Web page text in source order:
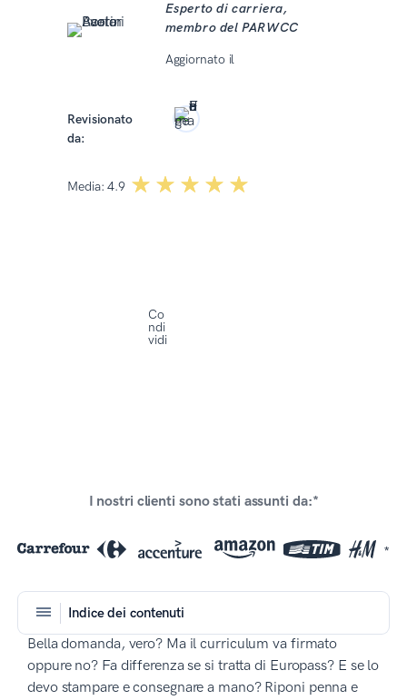
Esperto di carriera,
membro del PARWCC
Aggiornato il
Revisionato
da:
Media:4.9 ☆☆☆☆☆
★★★★★
Co
ndi
vidi
I nostri clienti sono stati assunti da:*
*
Indice dei contenuti
Bella domanda, vero? Ma il curriculum va firmato
oppure no? Fa differenza se si tratta di Europass? E se lo
devo stampare e consegnare a mano? Riponi penna e